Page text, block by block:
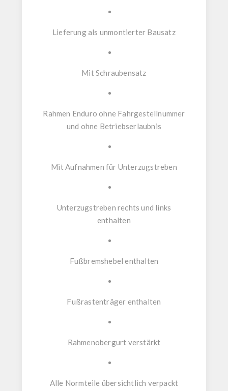
Lieferung als unmontierter Bausatz
MitSchraubensatz
Rahmen Enduro ohne Fahrgestellnummer
und ohne Betriebserlaubnis
MitAufnahmen für Unterzugstreben
Unterzugstreben rechts und links
enthalten
Fußbremshebel enthalten
Fußrastenträger enthalten
Rahmenobergurt verstärkt
Alle Normteile übersichtlich verpackt